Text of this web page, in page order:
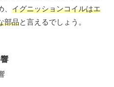
イグニッションコイルはエ
部品と言えるでしょう。